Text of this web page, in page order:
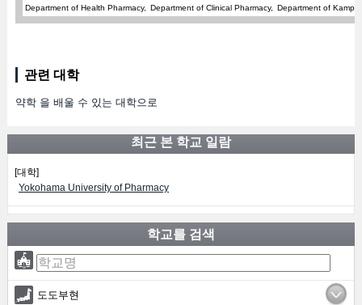
Department of Health Pharmacy Department of Clinical Pharmacy Department of Kampo
관련 대학
약학 을 배울 수 있는 대학으로
최근 본 학교 일람
[대학]
Yokohama University of Pharmacy
학교를 검색
도도부현